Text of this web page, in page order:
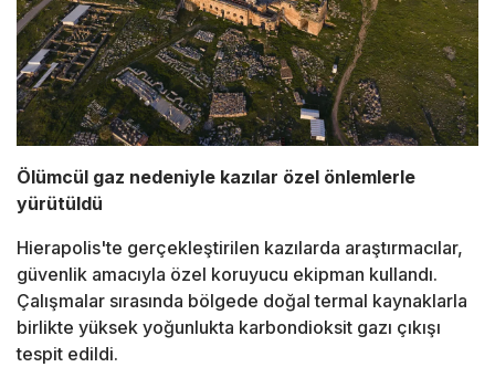
Ölümcül gaz nedeniyle kazılar özel önlemlerle
yürütüldü
Hierapolis'te gerçekleştirilen kazılarda araştırmacılar,
güvenlik amacıyla özel koruyucu ekipman kullandı.
Çalışmalar sırasında bölgede doğal termal kaynaklarla
birlikte yüksek yoğunlukta karbondioksit gazı çıkışı
tespit edildi.